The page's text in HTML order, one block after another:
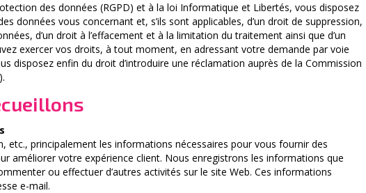
des données (RGPD) et à la loi Informatique et Libertés, vous disposez
données vous concernant et, s’ils sont applicables, d’un droit de suppression,
d’un droit à l’effacement et à la limitation du traitement ainsi que d’un
exercer vos droits, à tout moment, en adressant votre demande par voie
disposez enfin du droit d’introduire une réclamation auprès de la Commission
etc., principalement les informations nécessaires pour vous fournir des
améliorer votre expérience client. Nous enregistrons les informations que
ou effectuer d’autres activités sur le site Web. Ces informations
e-mail.